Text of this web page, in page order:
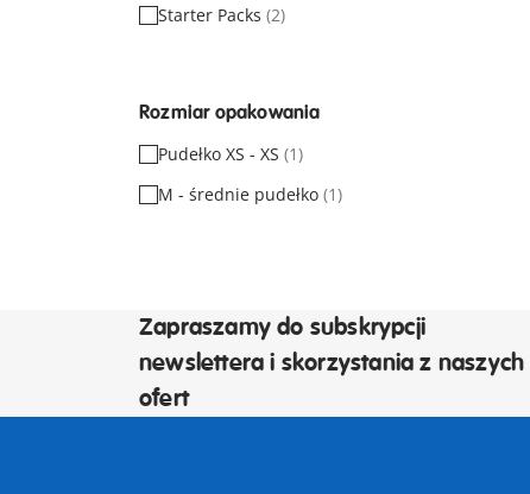
Starter Packs (2)
Rozmiar opakowania
Pudełko XS - XS (1)
M - średnie pudełko (1)
Zapraszamy do subskrypcji
newslettera i skorzystania z naszych
ofert